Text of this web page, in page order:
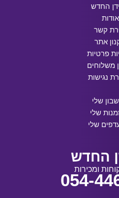
החדש
אודות
קשר
אתר
פרטיות
משלוחים
נגישות
שלי
שלי
שלי
החדש
ומכירות
054-